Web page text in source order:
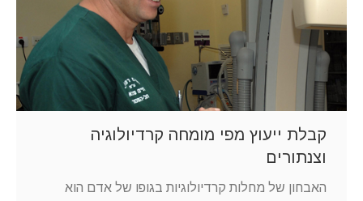
קבלת ייעוץ מפי מומחה קרדיולוגיה
וצנתורים
האבחון של מחלות קרדיולוגיות בגופו של אדם הוא